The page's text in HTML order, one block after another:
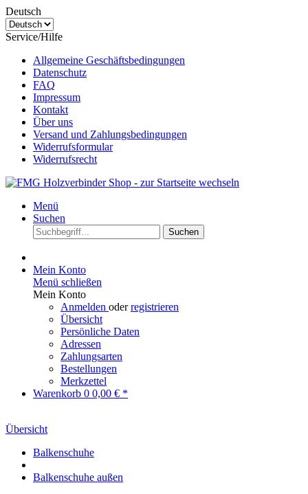
Deutsch
Service/Hilfe
Allgemeine Geschäftsbedingungen
Datenschutz
FAQ
Impressum
Kontakt
Über uns
Versand und Zahlungsbedingungen
Widerrufsformular
Widerrufsrecht
Menü
Suchen
Suchen
Mein Konto
Menü schließen
Mein Konto
Anmelden oderregistrieren
Übersicht
Persönliche Daten
Adressen
Zahlungsarten
Bestellungen
Merkzettel
Warenkorb 0 0,00 € *
Übersicht
Balkenschuhe
Balkenschuhe außen